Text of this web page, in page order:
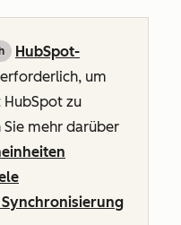
HubSpot-
um
zu
Sie mehr darüber